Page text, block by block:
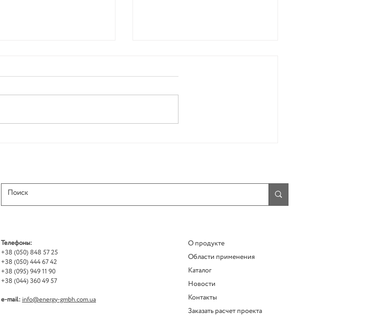
Телефоны:
+38 (050) 848 57 25
+38 (050) 444 67 42
+38 (095) 949 11 90
+38 (044) 360 49 57
e-mail:info@energy-gmbh.com.ua
О продукте
Области применения
Каталог
Новости
Контакты
Заказать расчет проекта